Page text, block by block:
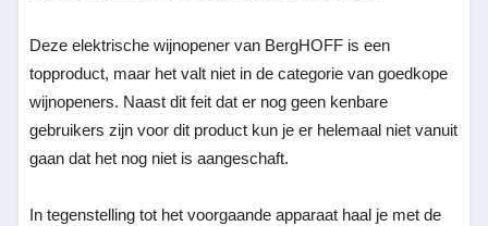
Deze elektrische wijnopener van BergHOFF is een
topproduct, maar het valt niet in de categorie van goedkope
wijnopeners. Naast dit feit dat er nog geen kenbare
gebruikers zijn voor dit product kun je er helemaal niet vanuit
gaan dat het nog niet is aangeschaft.
In tegenstelling tot het voorgaande apparaat haal je met de